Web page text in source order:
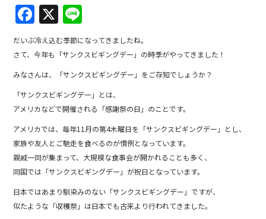
F
a
c
e
b
o
o
k
X
n
e
だいぶ冷え込む季節になってきましたね。
さて、今年も「サンクスビギングデー」の時季がやってきました！
みなさんは、「サンクスビギングデー」をご存知でしょうか？
「サンクスビギングデー」とは、
アメリカなどで開催される「感謝祭の日」のことです。
アメリカでは、毎年11月の第4木曜日を「サンクスビギングデー」とし、
家族や友人とご馳走を食べるのが慣例となっています。
親戚一同が集まって、大規模な食事会が開かれることも多く、
同国では「サンクスビギングデー」が祝日となっています。
日本ではあまり馴染みのない「サンクスビギングデー」ですが、
似たような「収穫祭」は日本でも古来より行われてきました。